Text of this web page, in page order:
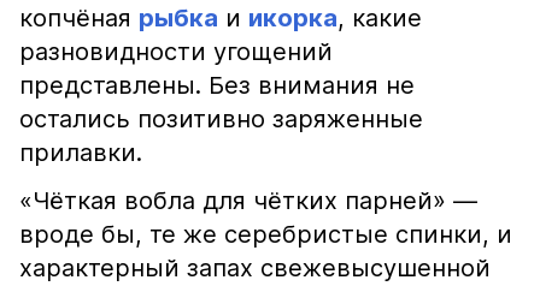
копчёная рыбка и икорка, какие
разновидности угощений
представлены. Без внимания не
остались позитивно заряженные
прилавки.
«Чёткая вобла для чётких парней» —
вроде бы, те же серебристые спинки, и
характерный запах свежевысушенной